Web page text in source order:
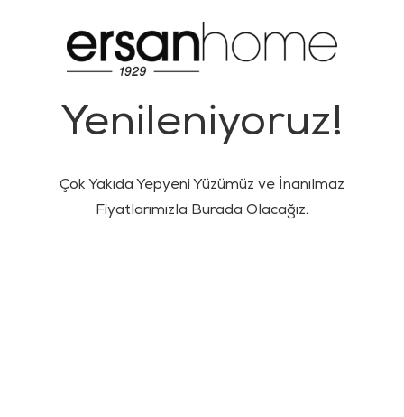
Yenileniyoruz!
Çok Yakıda Yepyeni Yüzümüz ve İnanılmaz
Fiyatlarımızla Burada Olacağız.